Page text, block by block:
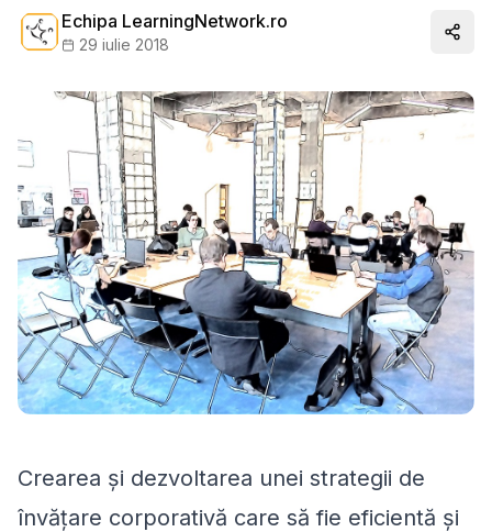
Echipa LearningNetwork.ro
29 iulie 2018
Crearea și dezvoltarea unei strategii de
învățare corporativă care să fie eficientă și